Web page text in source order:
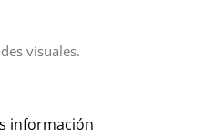
visuales.
información